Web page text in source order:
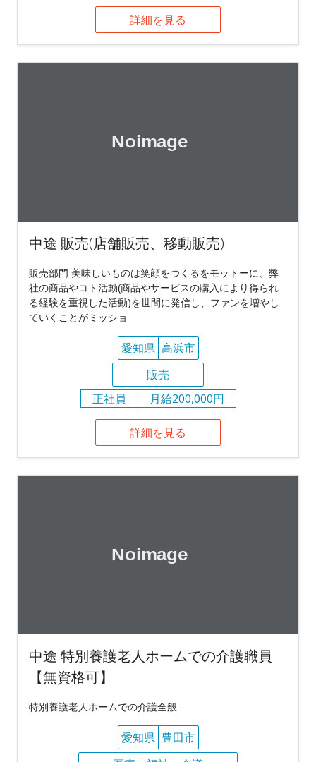
詳細を見る
中途 販売(店舗販売、移動販売)
販売部門 美味しいものは笑顔をつくるをモットーに、弊
社の商品やコト活動(商品やサービスの購入により得られ
る経験を重視した活動)を世間に発信し、ファンを増やし
ていくことがミッショ
愛知県 高浜市
販売
正社員
月給200,000円
詳細を見る
中途 特別養護老人ホームでの介護職員
【無資格可】
特別養護老人ホームでの介護全般
愛知県 豊田市